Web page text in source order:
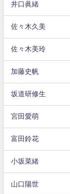
井口眞緒
佐々木久美
佐々木美玲
加藤史帆
坂道研修生
宮田愛萌
富田鈴花
小坂菜緒
山口陽世